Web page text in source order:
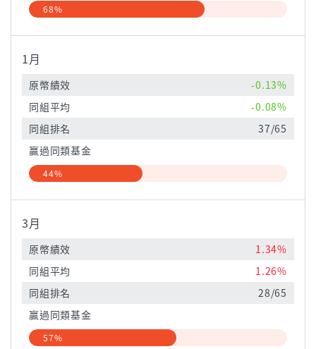
68%
1月
原幣績效
-0.13%
同組平均
-0.08%
同組排名
37/65
贏過同類基金
44%
3月
原幣績效
1.34%
同組平均
1.26%
同組排名
28/65
贏過同類基金
57%